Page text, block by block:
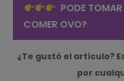
PODE
COMER OVO?
¿Te gustó el artículo?
por